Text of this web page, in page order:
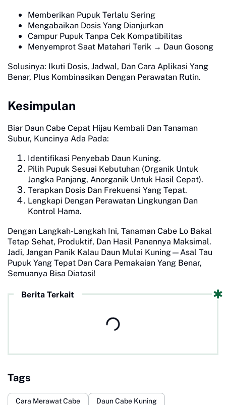
Memberikan Pupuk Terlalu Sering
Mengabaikan Dosis Yang Dianjurkan
Campur Pupuk Tanpa Cek Kompatibilitas
Menyemprot Saat Matahari Terik → Daun Gosong
Solusinya: Ikuti Dosis, Jadwal, Dan Cara Aplikasi Yang
Benar, Plus Kombinasikan Dengan Perawatan Rutin.
Kesimpulan
Biar Daun Cabe Cepat Hijau Kembali Dan Tanaman
Subur, Kuncinya Ada Pada:
Identifikasi Penyebab Daun Kuning.
Pilih Pupuk Sesuai Kebutuhan (Organik Untuk
Jangka Panjang, Anorganik Untuk Hasil Cepat).
Terapkan Dosis Dan Frekuensi Yang Tepat.
Lengkapi Dengan Perawatan Lingkungan Dan
Kontrol Hama.
Dengan Langkah-Langkah Ini, Tanaman Cabe Lo Bakal
Tetap Sehat, Produktif, Dan Hasil Panennya Maksimal.
Jadi, Jangan Panik Kalau Daun Mulai Kuning—Asal Tau
Pupuk Yang Tepat Dan Cara Pemakaian Yang Benar,
Semuanya Bisa Diatasi!
Berita Terkait
Tags
Cara Merawat Cabe Daun Cabe Kuning